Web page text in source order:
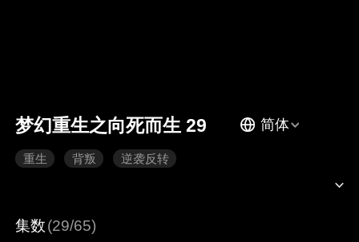
梦幻重生之向死而生 29 简体
重生 背叛 逆袭反转
集数(29/65)